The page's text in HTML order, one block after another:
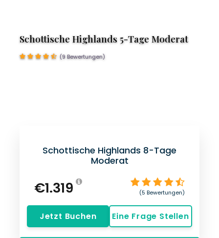
Schottische Highlands 5-Tage Moderat
(9 Bewertungen)
Schottische Highlands 8-Tage
Moderat
€1.319 (5 Bewertungen)
Jetzt Buchen Eine Frage Stellen